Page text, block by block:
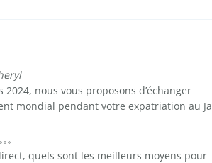
nous vous proposons d’échanger
mondial pendant votre expatriation au
quels sont les meilleurs moyens pour